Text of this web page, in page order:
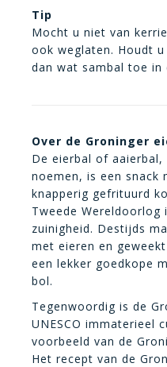
Tip
Mocht u niet van
ook weglaten. Houdt
dan wat sambal toe in
Over de Groninger
De eierbal of
noemen, is een snack
knapperig gefrituurd
Tweede
zuinigheid. Destijds
met eieren en
een lekker goedkope
bol.
Tegenwoordig is de
UNESCO immaterieel
voorbeeld van de
Het recept van de